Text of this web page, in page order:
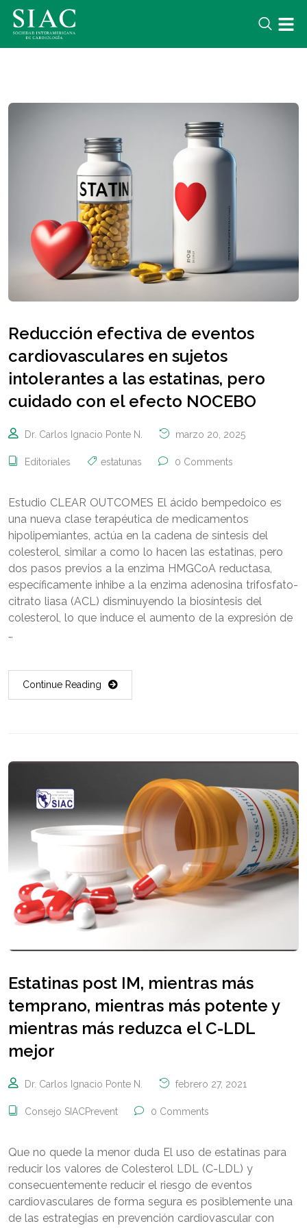
Reducción efectiva de eventos
cardiovasculares en sujetos
intolerantes a las estatinas, pero
cuidado con el efecto NOCEBO
Dr. Carlos Ignacio Ponte N. marzo 20, 2025
Editoriales estatunas 0 Comments
Estudio CLEAR OUTCOMES El ácido bempedoico es
una nueva clase terapéutica de medicamentos
hipolipemiantes, actúa en la cadena de síntesis del
colesterol, similar a como lo hacen las estatinas, pero
dos pasos previos a la enzima HMGCoA reductasa,
específicamente inhibe a la enzima adenosina trifosfato-
citrato liasa (ACL) disminuyendo la biosíntesis del
colesterol, lo que induce el aumento de la expresión de
…
Continue Reading
Estatinas post IM, mientras más
temprano, mientras más potente y
mientras más reduzca el C-LDL
mejor
Dr. Carlos Ignacio Ponte N. febrero 27, 2021
Consejo SIACPrevent 0 Comments
Que no quede la menor duda El uso de estatinas para
reducir los valores de Colesterol LDL (C-LDL) y
consecuentemente reducir el riesgo de eventos
cardiovasculares de forma segura es posiblemente una
de las estrategias en prevención cardiovascular con